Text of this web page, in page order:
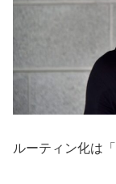
ルーティン化は